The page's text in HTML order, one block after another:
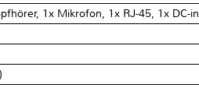
1x Mikrofon, 1x RJ-45, 1x DC-in